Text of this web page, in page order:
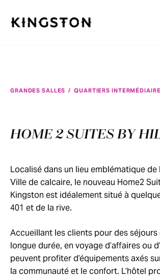
GRANDES SALLES / QUARTIERS
HOME 2 SUITES BY
Localisé dans un lieu emblématique de
Ville de calcaire, le nouveau Home2
Kingston est idéalement situé à
401 et de la rive.
Accueillant les clients pour des
longue durée, en voyage d’affaires ou
peuvent profiter d’équipements axés
la communauté et le confort. L’hôtel